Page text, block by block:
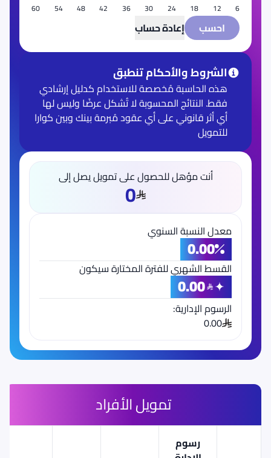
6
12
18
24
30
36
42
48
54
60
احسب إعادة حساب
الشروط والأحكام تنطبق
هذه الحاسبة مُخصصة للاستخدام كدليل إرشادي
فقط. النتائج المحسوبة لا تُشكل عرضًا وليس لها
أي أثر قانوني على أي عقود مُبرمة بينك وبين كوارا
للتمويل
أنت مؤهل للحصول على تمويل يصل إلى
0
معدل النسبة السنوي
0.00
القسط الشهري للفترة المختارة سيكون
0.00
الرسوم الإدارية:
0.00
تمويل الأفراد
رسوم